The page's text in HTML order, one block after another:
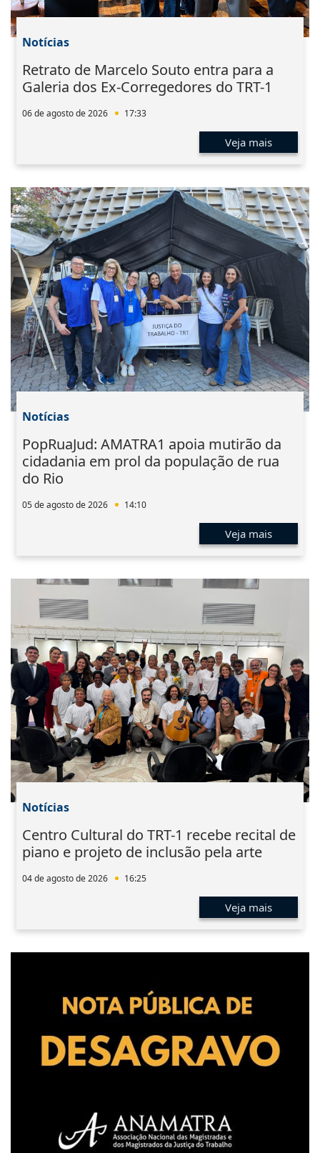
Notícias
Retrato de Marcelo Souto entra para a
Galeria dos Ex-Corregedores do TRT-1
06 de agosto de 2026 17:33
Veja mais
Notícias
PopRuaJud: AMATRA1 apoia mutirão da
cidadania em prol da população de rua
do Rio
05 de agosto de 2026 14:10
Veja mais
Notícias
Centro Cultural do TRT-1 recebe recital de
piano e projeto de inclusão pela arte
04 de agosto de 2026 16:25
Veja mais